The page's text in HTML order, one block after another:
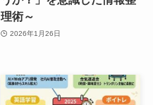
理術～
2026年1月26日